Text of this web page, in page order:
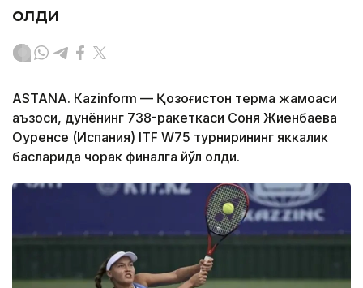
олди
ASTANА. Кazinform — Қозоғистон терма жамоаси
аъзоси, дунёнинг 738-ракеткаси Соня Жиенбаева
Оуренсе (Испания) ITF W75 турнирининг яккалик
баҳсларида чорак финалга йўл олди.